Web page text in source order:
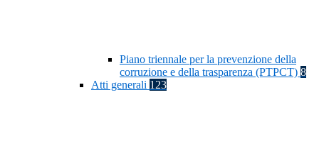
Piano triennale per la prevenzione della
corruzione e della trasparenza (PTPCT) 8
Atti generali 123